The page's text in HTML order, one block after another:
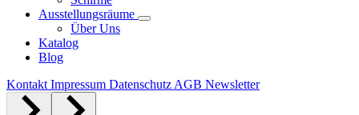
Ausstellungsräume
Über Uns
Katalog
Blog
Kontakt Impressum Datenschutz AGB Newsletter